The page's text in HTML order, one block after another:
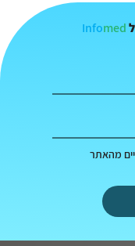
Infomed
מהאתר